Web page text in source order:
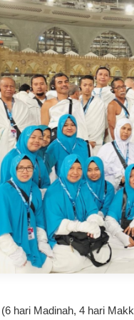
hari Madinah, 4 hari